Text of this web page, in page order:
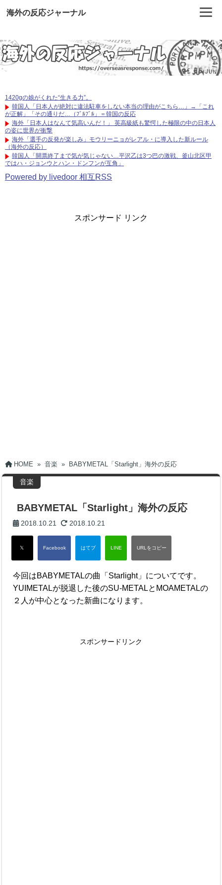
海外の反応ジャーナル
1420gの娘がくれた“生きる力”。
韓国人「日本人が絶対に違法駐車をしない本当の理由がこちら…」→「これ
が正解」「その通りだ…（ﾌﾞﾙﾌﾞﾙ」＝韓国の反応
海外「日本人はなんて気高いんだ！」 英高級紙も驚愕した極限の中の日本人
の姿に世界が衝撃
海外「選手の反発が楽しみ」モウリーニョがレアル・に導入した新ルール
（海外の反応）
韓国人「開票終了まで気が気じゃない…平沢乙は3つ巴の激戦、釜山北区甲
ではハ・ジョンウとハン・ドンフンが互角」
Powered by livedoor 相互RSS
スポンサード リンク
HOME » 音楽 » BABYMETAL「Starlight」海外の反応
音楽
BABYMETAL「Starlight」海外の反応
2018.10.21 2018.10.21
今回はBABYMETALの曲「Starlight」についてです。
YUIMETALが脱退した後のSU-METALとMOAMETALの
２人が中心となった新曲になります。
スポンサードリンク